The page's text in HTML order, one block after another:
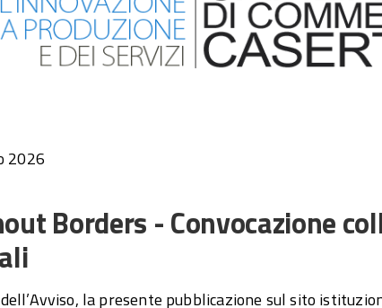
2026
Borders - Convocazione
la presente pubblicazione sul sito